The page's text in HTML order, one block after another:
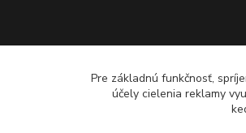
Pre základnú funkčnosť,
účely cielenia reklamy